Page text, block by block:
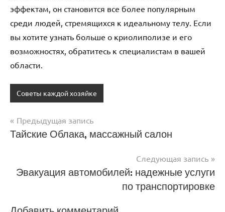
эффектам, он становится все более популярным
среди людей, стремящихся к идеальному телу. Если
вы хотите узнать больше о криолиполизе и его
возможностях, обратитесь к специалистам в вашей
области.
Советы каждой хозяйке
Навигация
записям
Предыдущая запись
Тайские Облака, массажный салон
Следующая запись
Эвакуация автомобилей: надежные услуги
по транспортировке